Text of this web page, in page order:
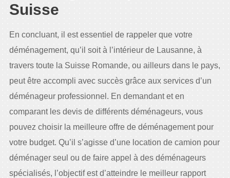
Suisse
En concluant, il est essentiel de rappeler que votre
déménagement, qu’il soit à l’intérieur de Lausanne, à
travers toute la Suisse Romande, ou ailleurs dans le pays,
peut être accompli avec succès grâce aux services d’un
déménageur professionnel. En demandant et en
comparant les devis de différents déménageurs, vous
pouvez choisir la meilleure offre de déménagement pour
votre budget. Qu’il s’agisse d’une location de camion pour
déménager seul ou de faire appel à des déménageurs
spécialisés, l’objectif est d’atteindre le meilleur rapport